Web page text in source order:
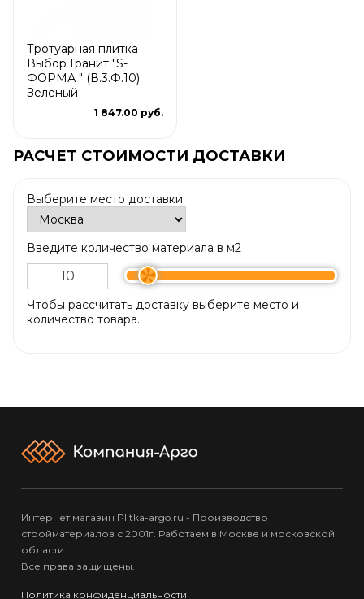
Тротуарная плитка
Выбор Гранит "S-
ФОРМА " (В.3.Ф.10)
Зеленый
1 847.00 руб.
РАСЧЕТ СТОИМОСТИ ДОСТАВКИ
Выберите место доставки
Введите количество материала в м2
Чтобы рассчитать доставку выберите место и
количество товара.
Интернет магазин Plitka-argo.ru - Производство
стройматериалов с 2001г. Работаем в Москве и московской
области.
Все права защищены.
Политика конфиденциальности